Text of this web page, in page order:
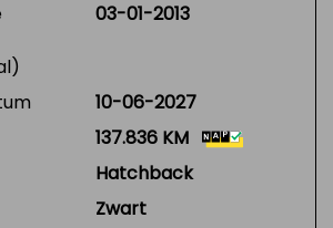
03-01-2013
10-06-2027
137.836 KM
Hatchback
Zwart